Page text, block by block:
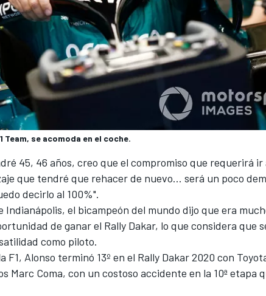
Team, se acomoda en el coche.
45, 46 años, creo que el compromiso que requerirá ir
que tendré que rehacer de nuevo... será un poco
decirlo al 100%".
Indianápolis, el bicampeón del mundo dijo que era
de ganar el Rally Dakar, lo que considera que
como piloto.
F1, Alonso terminó 13º en el Rally Dakar 2020 con
Marc Coma, con un costoso accidente en la 10ª etapa